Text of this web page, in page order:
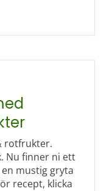
rotfrukter.
Nu finner ni ett
mustig gryta
recept, klicka